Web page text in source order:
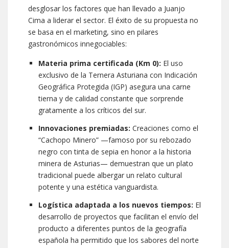
desglosar los factores que han llevado a Juanjo
Cima a liderar el sector. El éxito de su propuesta no
se basa en el marketing, sino en pilares
gastronómicos innegociables:
Materia prima certificada (Km 0): El uso
exclusivo de la Ternera Asturiana con Indicación
Geográfica Protegida (IGP) asegura una carne
tierna y de calidad constante que sorprende
gratamente a los críticos del sur.
Innovaciones premiadas: Creaciones como el
“Cachopo Minero” —famoso por su rebozado
negro con tinta de sepia en honor a la historia
minera de Asturias— demuestran que un plato
tradicional puede albergar un relato cultural
potente y una estética vanguardista.
Logística adaptada a los nuevos tiempos: El
desarrollo de proyectos que facilitan el envío del
producto a diferentes puntos de la geografía
española ha permitido que los sabores del norte